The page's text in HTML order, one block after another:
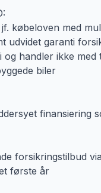
købeloven med
udvidet garanti
og handler ikke med
biler
finansiering
forsikringstilbud
første år